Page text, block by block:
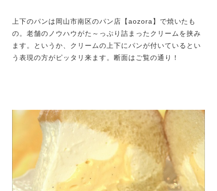
上下のパンは岡山市南区のパン店【aozora】で焼いたも
の。老舗のノウハウがた～っぷり詰まったクリームを挟み
ます。というか、クリームの上下にパンが付いているとい
う表現の方がピッタリ来ます。断面はご覧の通り！